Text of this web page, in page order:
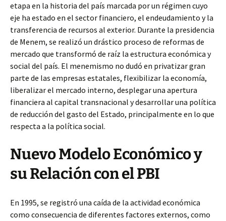
etapa en la historia del país marcada por un régimen cuyo
eje ha estado en el sector financiero, el endeudamiento y la
transferencia de recursos al exterior. Durante la presidencia
de Menem, se realizó un drástico proceso de reformas de
mercado que transformó de raíz la estructura económica y
social del país. El menemismo no dudó en privatizar gran
parte de las empresas estatales, flexibilizar la economía,
liberalizar el mercado interno, desplegar una apertura
financiera al capital transnacional y desarrollar una política
de reducción del gasto del Estado, principalmente en lo que
respecta a la política social.
Nuevo Modelo Económico y
su Relación con el PBI
En 1995, se registró una caída de la actividad económica
como consecuencia de diferentes factores externos, como